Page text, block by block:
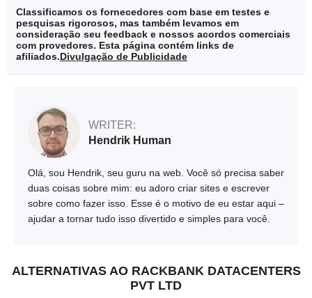
Classificamos os fornecedores com base em testes e
pesquisas rigorosos, mas também levamos em
consideração seu feedback e nossos acordos comerciais
com provedores. Esta página contém links de
afiliados.Divulgação de Publicidade
WRITER:
Hendrik Human
Olá, sou Hendrik, seu guru na web. Você só precisa saber
duas coisas sobre mim: eu adoro criar sites e escrever
sobre como fazer isso. Esse é o motivo de eu estar aqui –
ajudar a tornar tudo isso divertido e simples para você.
ALTERNATIVAS AO RACKBANK DATACENTERS
PVT LTD